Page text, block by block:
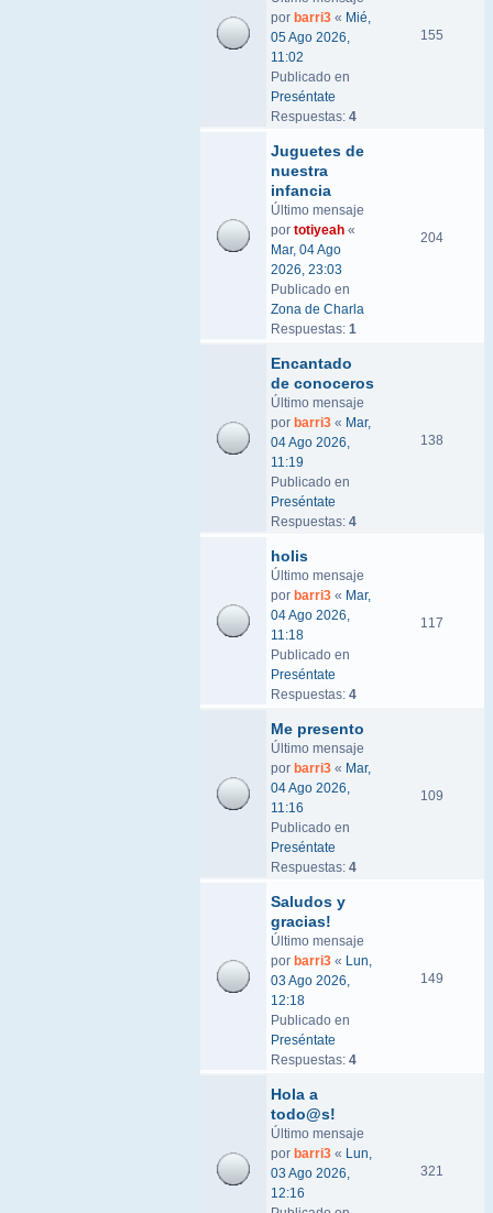
por barri3 « Mié,
05 Ago 2026,
11:02
Publicado en
Preséntate
Respuestas: 4
155
Juguetes de
nuestra
infancia
Último mensaje
por totiyeah «
Mar, 04 Ago
2026, 23:03
Publicado en
Zona de Charla
Respuestas: 1
204
Encantado
de conoceros
Último mensaje
por barri3 « Mar,
04 Ago 2026,
11:19
Publicado en
Preséntate
Respuestas: 4
138
holis
Último mensaje
por barri3 « Mar,
04 Ago 2026,
11:18
Publicado en
Preséntate
Respuestas: 4
117
Me presento
Último mensaje
por barri3 « Mar,
04 Ago 2026,
11:16
Publicado en
Preséntate
Respuestas: 4
109
Saludos y
gracias!
Último mensaje
por barri3 « Lun,
03 Ago 2026,
12:18
Publicado en
Preséntate
Respuestas: 4
149
Hola a
todo@s!
Último mensaje
por barri3 « Lun,
03 Ago 2026,
12:16
321